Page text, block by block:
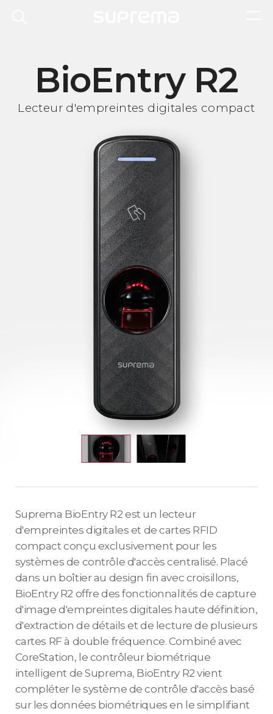
BioEntry R2
Lecteur d'empreintes digitales compact
Suprema BioEntry R2 est un lecteur
d'empreintes digitales et de cartes RFID
compact conçu exclusivement pour les
systèmes de contrôle d'accès centralisé. Placé
dans un boîtier au design fin avec croisillons,
BioEntry R2 offre des fonctionnalités de capture
d'image d'empreintes digitales haute définition,
d'extraction de détails et de lecture de plusieurs
cartes RF à double fréquence. Combiné avec
CoreStation, le contrôleur biométrique
intelligent de Suprema, BioEntry R2 vient
compléter le système de contrôle d'accès basé
sur les données biométriques en le simplifiant